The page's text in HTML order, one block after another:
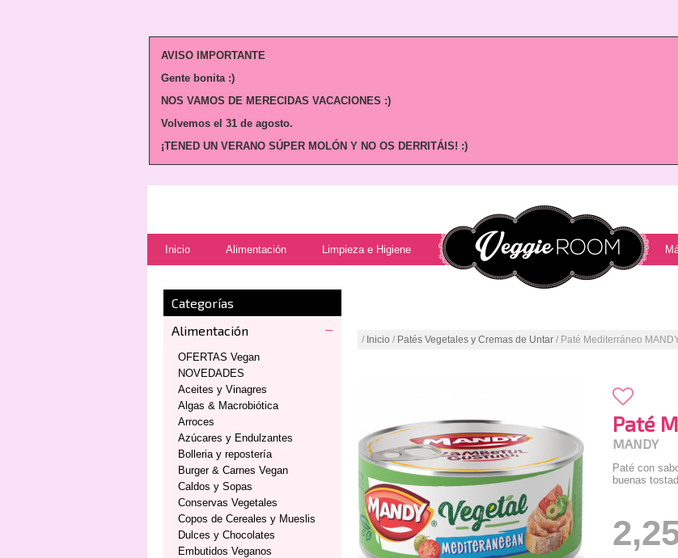
AVISO IMPORTANTE
Gente bonita :)
NOS VAMOS DE MERECIDAS VACACIONES :)
Volvemos el 31 de agosto.
¡TENED UN VERANO SÚPER MOLÓN Y NO OS DERRITÁIS! :)
Inicio Alimentación Limpieza e Higiene
Categorías
Alimentación
OFERTAS Vegan
NOVEDADES
Aceites y Vinagres
Algas & Macrobiótica
Arroces
Azúcares y Endulzantes
Bolleria y repostería
Burger & Carnes Vegan
Caldos y Sopas
Conservas Vegetales
Copos de Cereales y Mueslis
Dulces y Chocolates
Embutidos Veganos
/ Inicio / Patés Vegetales y Cremas de Untar / Paté Mediterráneo
Paté
MANDY
Paté con
buenas